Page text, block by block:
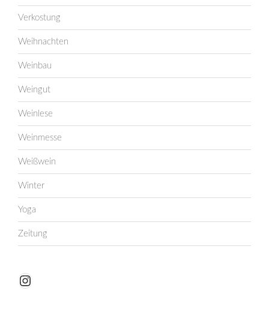
Verkostung
Weihnachten
Weinbau
Weingut
Weinlese
Weinmesse
Weißwein
Winter
Yoga
Zeitung
Instagram